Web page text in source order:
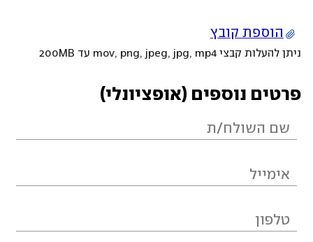
הוספת קובץ
ניתן להעלות קבצי mov, png, jpeg, jpg, mp4 עד 200MB
פרטים נוספים (אופציונלי)